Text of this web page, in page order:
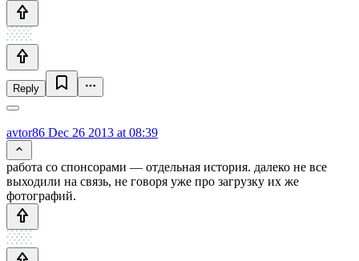
Reply
avtor86 Dec 26 2013 at 08:39
работа со спонсорами — отдельная история. далеко не все
выходили на связь, не говоря уже про загрузку их же
фотографий.